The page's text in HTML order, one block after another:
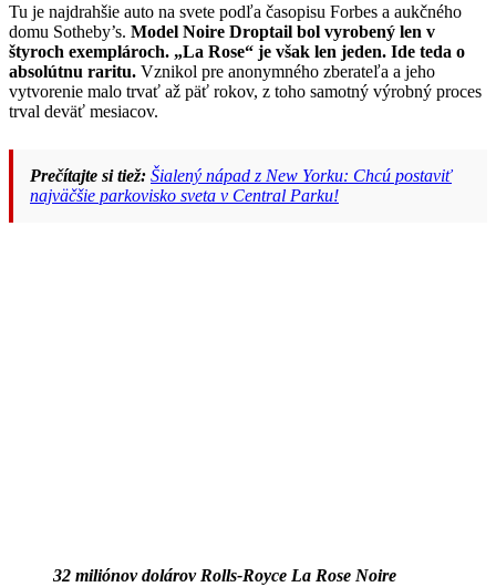
Tu je najdrahšie auto na svete podľa časopisu Forbes a aukčného
domu Sotheby’s. Model Noire Droptail bol vyrobený len v
štyroch exemplároch. „La Rose“ je však len jeden. Ide teda o
absolútnu raritu. Vznikol pre anonymného zberateľa a jeho
vytvorenie malo trvať až päť rokov, z toho samotný výrobný proces
trval deväť mesiacov.
Prečítajte si tiež: Šialený nápad z New Yorku: Chcú postaviť
najväčšie parkovisko sveta v Central Parku!
32 miliónov dolárov Rolls-Royce La Rose Noire